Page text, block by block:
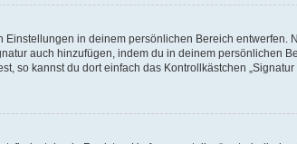
in deinem persönlichen Bereich entwerfen.
auch hinzufügen, indem du in deinem persönlichen
so kannst du dort einfach das Kontrollkästchen